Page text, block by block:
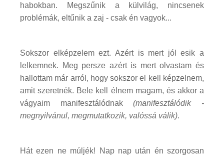
habokban. Megszűnik a külvilág, nincsenek
problémák, eltűnik a zaj - csak én vagyok...
Sokszor elképzelem ezt. Azért is mert jól esik a
lelkemnek. Meg persze azért is mert olvastam és
hallottam már arról, hogy sokszor el kell képzelnem,
amit szeretnék. Bele kell élnem magam, és akkor a
vágyaim manifesztálódnak(manifesztálódik -
megnyilvánul, megmutatkozik, valóssá válik).
Hát ezen ne múljék! Nap nap után én szorgosan